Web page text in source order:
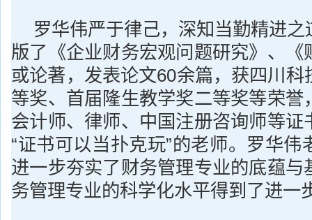
罗华伟严于律己，深知当勤精进
版了《企业财务宏观问题研究》、《
或论著，发表论文60余篇，获四川科
等奖、首届隆生教学奖二等奖等荣誉
会计师、律师、中国注册咨询师等证
“证书可以当扑克玩”的老师。罗华伟
进一步夯实了财务管理专业的底蕴与
务管理专业的科学化水平得到了进一